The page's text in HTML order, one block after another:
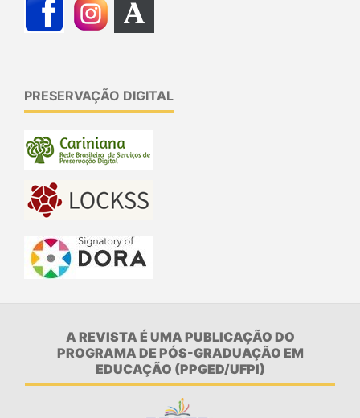
PRESERVAÇÃO DIGITAL
A REVISTA É UMA PUBLICAÇÃO DO
PROGRAMA DE PÓS-GRADUAÇÃO EM
EDUCAÇÃO (PPGED/UFPI)